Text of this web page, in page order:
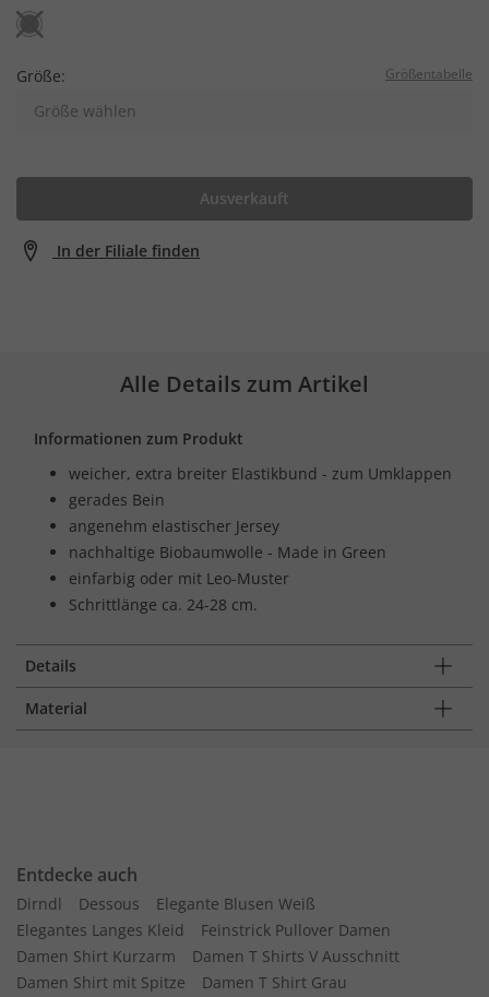
Größe: Größentabelle
Größe wählen
Ausverkauft
In der Filiale finden
Alle Details zum Artikel
Informationen zum Produkt
weicher, extra breiter Elastikbund - zum Umklappen
gerades Bein
angenehm elastischer Jersey
nachhaltige Biobaumwolle - Made in Green
einfarbig oder mit Leo-Muster
Schrittlänge ca. 24-28 cm.
Details
Material
Entdecke auch
Dirndl Dessous
Elegante Blusen Weiß
Elegantes Langes Kleid
Feinstrick Pullover Damen
Damen Shirt Kurzarm
Damen T Shirts V Ausschnitt
Damen Shirt mit Spitze
Damen T Shirt Grau